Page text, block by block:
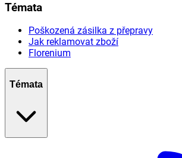
Témata
Poškozená zásilka z přepravy
Jak reklamovat zboží
Florenium
Témata